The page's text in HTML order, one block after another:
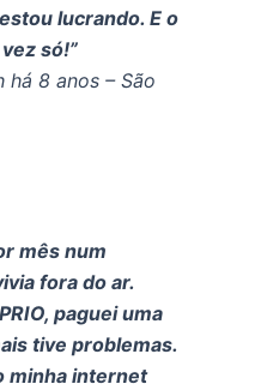
lucrando. E o
só!”
8 anos – São
mês num
fora do ar.
paguei uma
tive problemas.
minha internet